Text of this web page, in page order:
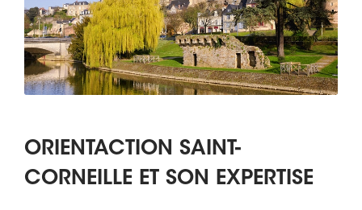
ORIENTACTION SAINT-
CORNEILLE ET SON EXPERTISE